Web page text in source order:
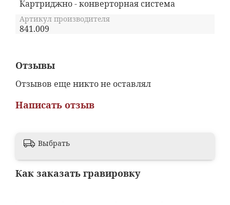
Картриджно - конверторная система
Артикул производителя
841.009
Отзывы
Отзывов еще никто не оставлял
Написать отзыв
Выбрать
Как заказать гравировку